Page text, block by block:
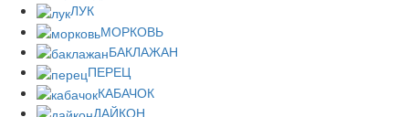
ЛУК
МОРКОВЬ
БАКЛАЖАН
ПЕРЕЦ
КАБАЧОК
ДАЙКОН